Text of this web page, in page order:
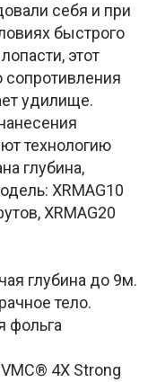
себя и при
быстрого
этот
сопротивления
удилище.
технологию
глубина,
XRMAG10
XRMAG20
глубина до 9м.
тело.
фольга
4X Strong